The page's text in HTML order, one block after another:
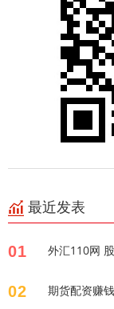
最近发表
01 外汇110网
02 期货配资赚